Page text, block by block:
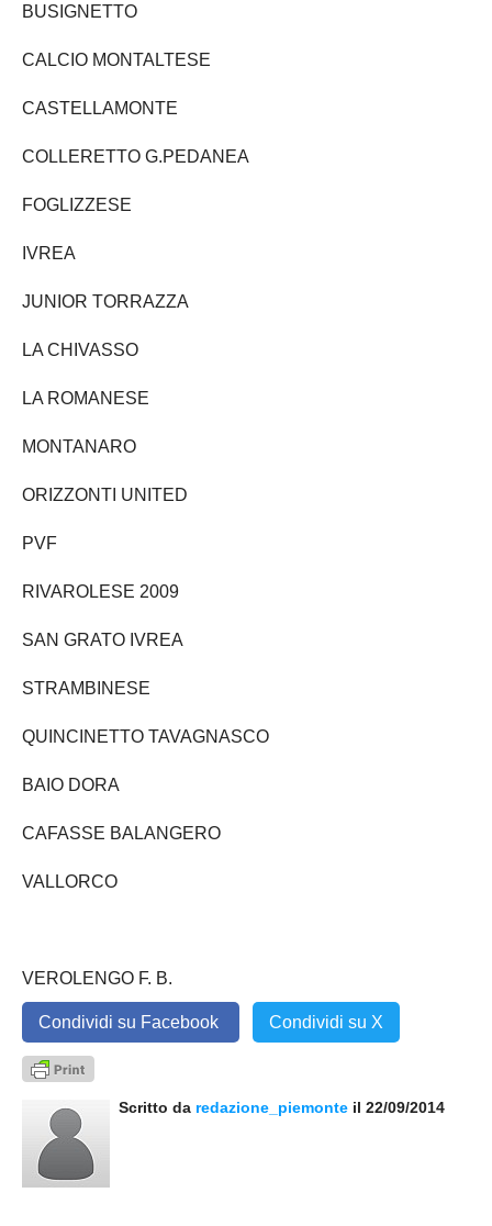
BUSIGNETTO
CALCIO MONTALTESE
CASTELLAMONTE
COLLERETTO G.PEDANEA
FOGLIZZESE
IVREA
JUNIOR TORRAZZA
LA CHIVASSO
LA ROMANESE
MONTANARO
ORIZZONTI UNITED
PVF
RIVAROLESE 2009
SAN GRATO IVREA
STRAMBINESE
QUINCINETTO TAVAGNASCO
BAIO DORA
CAFASSE BALANGERO
VALLORCO
VEROLENGO F. B.
Condividi su Facebook Condividi su X
Scritto da redazione_piemonte il 22/09/2014